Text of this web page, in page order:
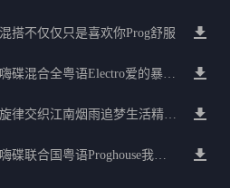
搭不仅仅只是喜欢你Prog舒服
幸福之家震撼中英电子嗨碟混合全粤语Electro爱的暴风雨广州雄雄精选
咚咚经典慢舞私货凉凉旋律交织江南烟雨追梦生活精选串烧
恭喜恭喜打响2025首炮嗨碟联合国粤语Proghouse我要怎么说我不爱你